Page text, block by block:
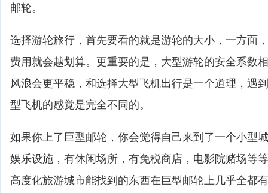
邮轮。
选择游轮旅行，首先要看的就是游轮的大小，一方面
费用就会越划算。更重要的是，大型游轮的安全系数
风浪会更平稳，和选择大型飞机出行是一个道理，遇
型飞机的感觉是完全不同的。
如果你上了巨型邮轮，你会觉得自己来到了一个小型
娱乐设施，有休闲场所，有免税商店，电影院赌场等
高度化旅游城市能找到的东西在巨型邮轮上几乎全都